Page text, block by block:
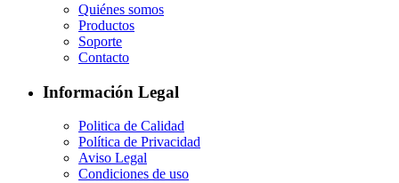
Quiénes somos
Productos
Soporte
Contacto
Información Legal
Politica de Calidad
Política de Privacidad
Aviso Legal
Condiciones de uso